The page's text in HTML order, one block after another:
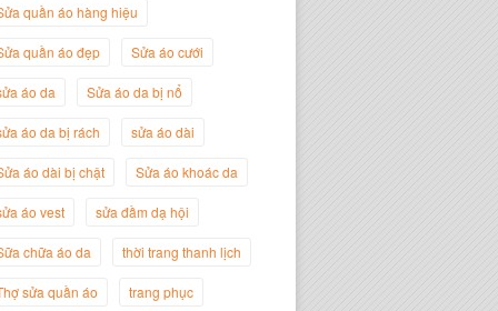
Giám Đốc Công ty Twist Potato
quần áo hàng hiệu
quần áo đẹp Sửa áo cưới
áo da Sửa áo da bị nổ
áo da bị rách sửa áo dài
áo dài bị chật Sửa áo khoác da
áo vest sửa đầm dạ hội
chữa áo da thời trang thanh lịch
sửa quần áo trang phục